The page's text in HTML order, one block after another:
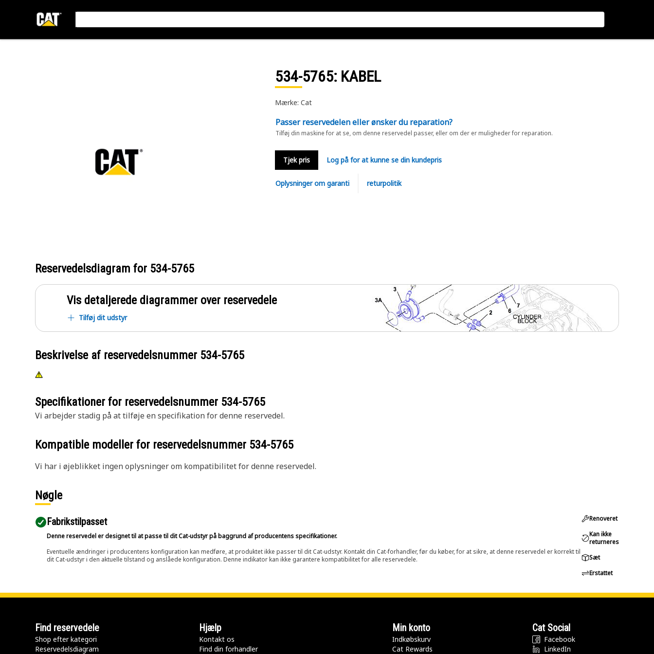
534-5765: KABEL
Mærke: Cat
Passer reservedelen eller ønsker du reparation?
Tilføj din maskine for at se, om denne reservedel passer, eller om der er muligheder for reparation.
Tjek pris Log på for at kunne se din kundepris
Oplysninger om garanti returpolitik
Reservedelsdiagram for 534-5765
Vis detaljerede diagrammer over reservedele
Tilføj dit udstyr
Beskrivelse af reservedelsnummer 534-5765
Specifikationer for reservedelsnummer 534-5765
Vi arbejder stadig på at tilføje en specifikation for denne reservedel.
Kompatible modeller for reservedelsnummer 534-5765
Vi har i øjeblikket ingen oplysninger om kompatibilitet for denne reservedel.
Nøgle
Fabrikstilpasset
Denne reservedel er designet til at passe til dit Cat-udstyr på baggrund af producentens specifikationer.
Eventuelle ændringer i producentens konfiguration kan medføre, at produktet ikke passer til dit Cat-udstyr. Kontakt din Cat-forhandler, før du køber, for at sikre, at denne reservedel er korrekt til
dit Cat-udstyr i den aktuelle tilstand og anslåede konfiguration. Denne indikator kan ikke garantere kompatibilitet for alle reservedele.
Renoveret
Kan ikke
returneres
Sæt
Erstattet
Find reservedele
Shop efter kategori
Reservedelsdiagram
Hjælp
Kontakt os
Find din forhandler
Min konto
Indkøbskurv
Cat Rewards
Cat Social
Facebook
LinkedIn